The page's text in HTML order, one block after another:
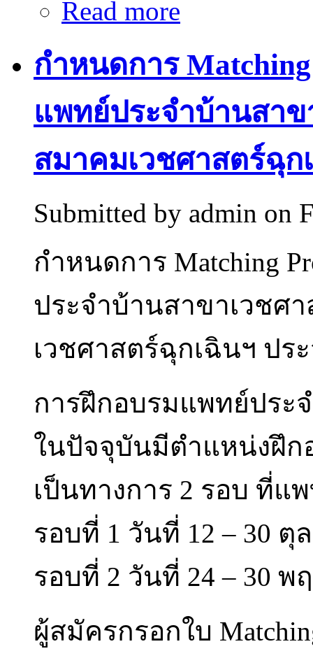
Read more
กำหนดการ
แพทย์ประจำบ้านสา
สมาคมเวชศาสตร์ฉุก
Submitted by admin on
กำหนดการ Matching
ประจำบ้านสาขาเวชศ
เวชศาสตร์ฉุกเฉินฯ ปร
การฝึกอบรมแพทย์ประ
ในปัจจุบันมีตำแหน่งฝึก
เป็นทางการ 2 รอบ ที่แ
รอบที่ 1 วันที่ 12 – 30 ตุ
รอบที่ 2 วันที่ 24 – 30 พ
ผู้สมัครกรอกใบ